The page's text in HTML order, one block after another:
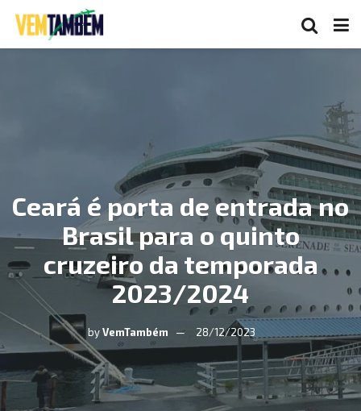
Ceará é porta de entrada no
Brasil para o quinto
cruzeiro da temporada
2023/2024
byVemTambém 28/12/2023